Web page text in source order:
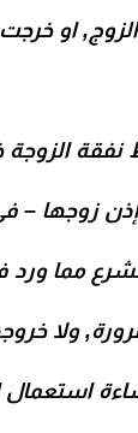
او
نفقة
زوجها – فى
مما
ولا
استعمال